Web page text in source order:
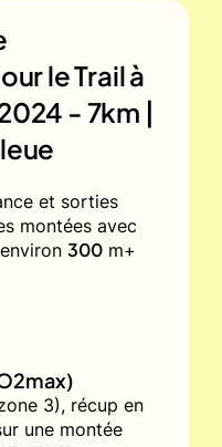
leTrail à
- 7km |
et sorties
montées avec
300 m+
3), récup en
une montée